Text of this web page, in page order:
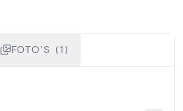
FOTO'S (1)